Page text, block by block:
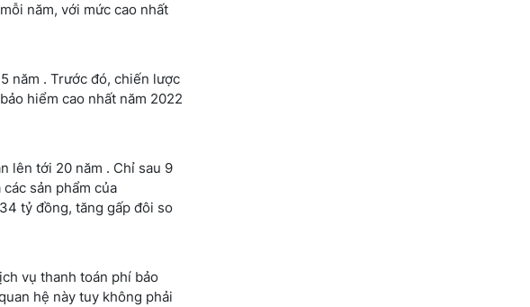
năm, với mức cao nhất
năm . Trước đó, chiến lược
hiểm cao nhất năm 2022
lên tới 20 năm . Chỉ sau 9
sản phẩm của
tỷ đồng, tăng gấp đôi so
vụ thanh toán phí bảo
hệ này tuy không phải